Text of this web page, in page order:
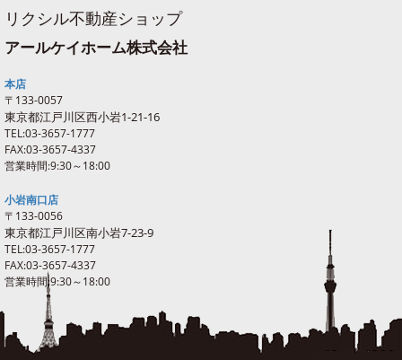
リクシル不動産ショップ
アールケイホーム株式会社
本店
〒133-0057
東京都江戸川区西小岩1-21-16
TEL:03-3657-1777
FAX:03-3657-4337
営業時間:9:30～18:00
小岩南口店
〒133-0056
東京都江戸川区南小岩7-23-9
TEL:03-3657-1777
FAX:03-3657-4337
営業時間:9:30～18:00